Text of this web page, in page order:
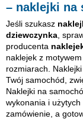
– naklejki na
Jeśli szukasz
dziewczynka ,
producenta
naklejek z
rozmiarach.
Twój samochód,
Naklejki na
wykonania i użytych
zamówienie, a